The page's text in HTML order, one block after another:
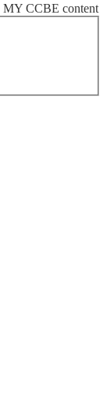
MY CCBE content